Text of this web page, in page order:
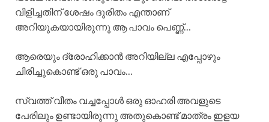
വിളിച്ചതിന് ശേഷം ദുരിതം എന്താണ്
അറിയുകയായിരുന്നു ആ പാവം പെണ്ണ്…
ആരെയും ദ്രോഹിക്കാൻ അറിയില്ല എപ്പോഴും
ചിരിച്ചുകൊണ്ട് ഒരു പാവം…
സ്വത്ത് വീതം വച്ചപ്പോൾ ഒരു ഓഹരി അവളുടെ
പേരിലും ഉണ്ടായിരുന്നു അതുകൊണ്ട് മാത്രം ഇളയ